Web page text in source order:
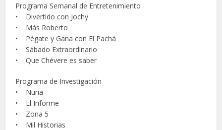
Programa Semanal de Entretenimiento
• Divertido con Jochy
• Más Roberto
• Pégate y Gana con El Pachá
• Sábado Extraordinario
• Que Chévere es saber
Programa de Investigación
• Nuria
• El Informe
• Zona 5
• Mil Historias